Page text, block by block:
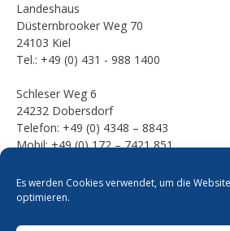
Es werden Cookies verwendet, um die
optimieren.
Landeshaus
Düsternbrooker Weg 70
24103 Kiel
Tel.: +49 (0) 431 - 988 1400
Schleser Weg 6
24232 Dobersdorf
Telefon: +49 (0) 4348 – 8843
Mobil: +49 (0) 172 – 7421 851
E-Mail:
mail [at] werner-kalinka [dot] de